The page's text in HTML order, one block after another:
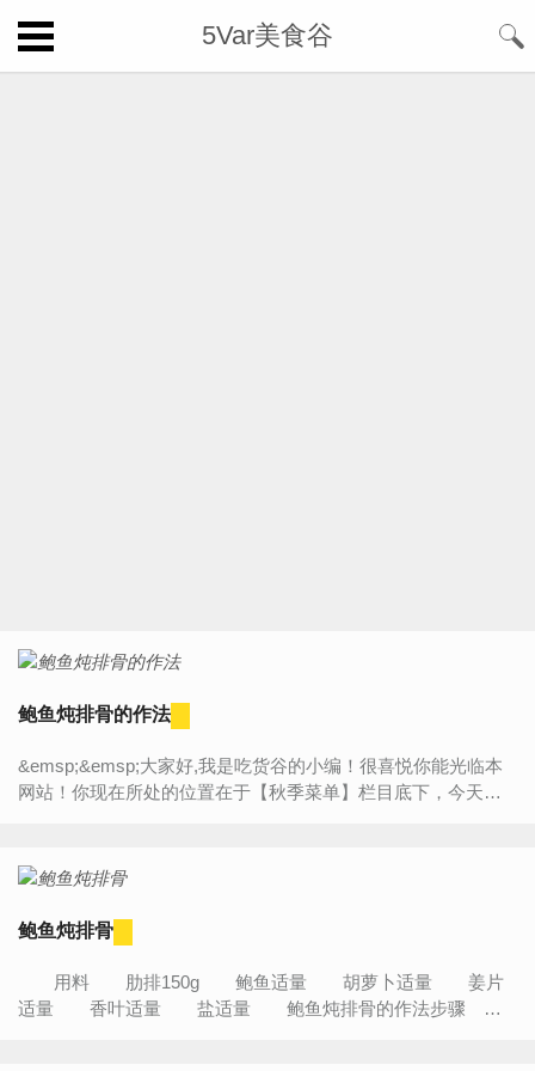
5Var美食谷
鲍鱼炖排骨的作法
&emsp;&emsp;大家好,我是吃货谷的小编！很喜悦你能光临本
网站！你现在所处的位置在于【秋季菜单】栏目底下，今天将
鲍鱼炖排骨
用料 肋排150g 鲍鱼适量 胡萝卜适量 姜片
适量 香叶适量 盐适量 鲍鱼炖排骨的作法步骤 1.